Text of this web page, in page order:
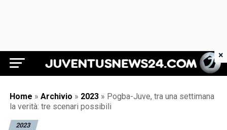
Juventus News 24
Home » Archivio » 2023 » Pogba-Juve, tra una settimana
la verità: tre scenari possibili
2023
×